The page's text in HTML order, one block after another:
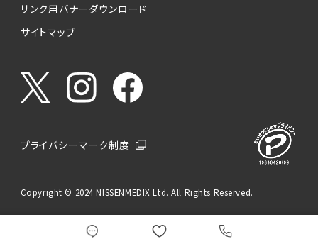
リンク用バナーダウンロード
サイトマップ
プライバシーマーク制度
Copyright © 2024 NISSENMEDIX Ltd. All Rights Reserved.